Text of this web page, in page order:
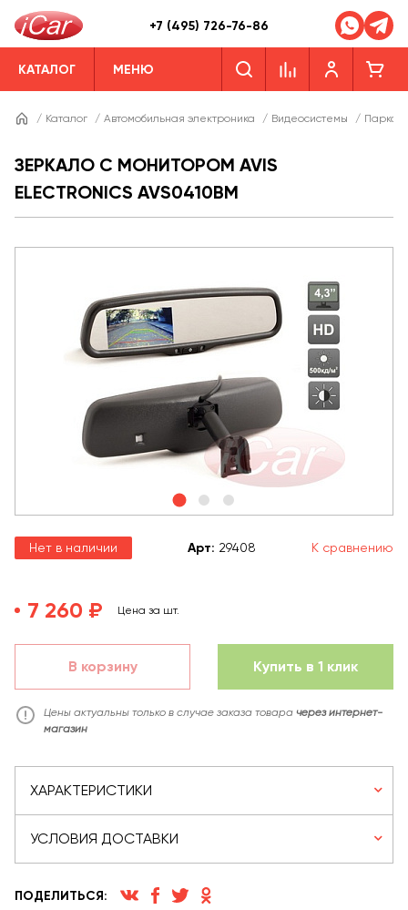
+7 (495) 726-76-86
КАТАЛОГ МЕНЮ
/ Каталог / Автомобильная электроника / Видеосистемы /
ЗЕРКАЛО С МОНИТОРОМ AVIS
ELECTRONICS AVS0410BM
Нет в наличии Арт: 29408 К сравнению
7 260 ₽ Цена за шт.
В корзину Купить в 1 клик
Цены актуальны только в случае заказа товара через интернет-
магазин
ХАРАКТЕРИСТИКИ
УСЛОВИЯ ДОСТАВКИ
ПОДЕЛИТЬСЯ: